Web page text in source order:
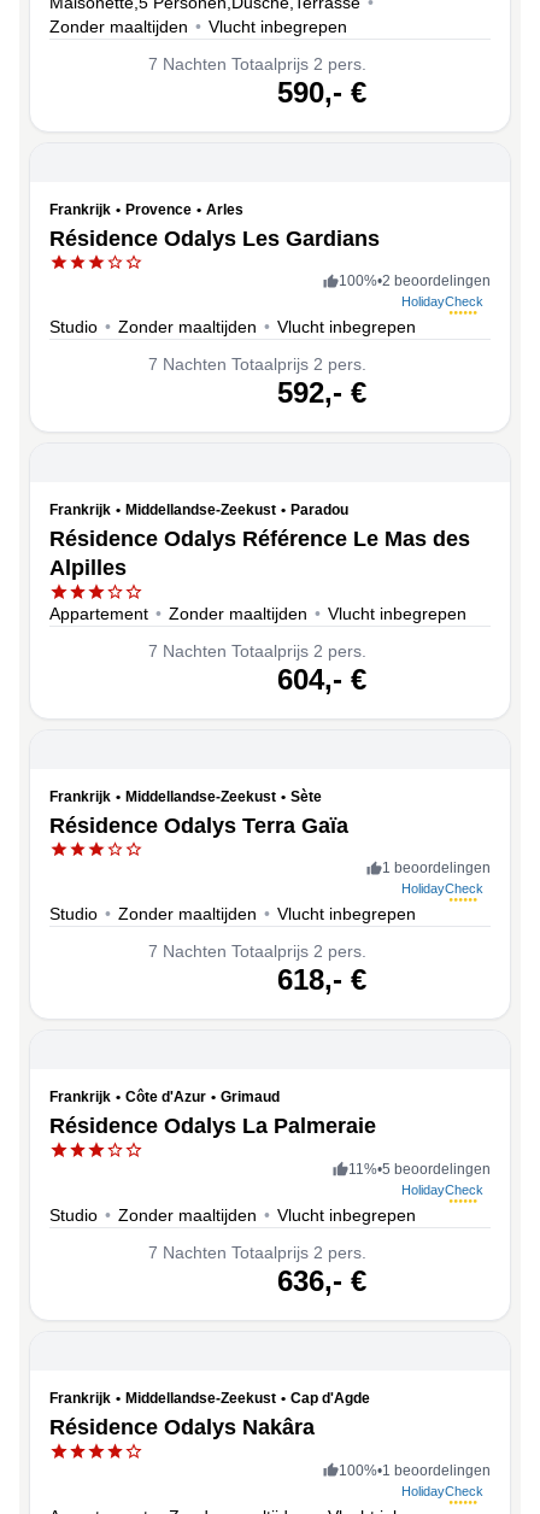
Zonder maaltijden • Vlucht inbegrepen
7 Nachten Totaalprijs 2 pers.
590,- €
Frankrijk • Provence • Arles
Résidence Odalys Les Gardians
100%•2 beoordelingen
HolidayCheck
Studio • Zonder maaltijden • Vlucht inbegrepen
7 Nachten Totaalprijs 2 pers.
592,- €
Frankrijk • Middellandse-Zeekust • Paradou
Résidence Odalys Référence Le Mas des
Alpilles
Appartement • Zonder maaltijden • Vlucht inbegrepen
7 Nachten Totaalprijs 2 pers.
604,- €
Frankrijk • Middellandse-Zeekust • Sète
Résidence Odalys Terra Gaïa
1 beoordelingen
HolidayCheck
Studio • Zonder maaltijden • Vlucht inbegrepen
7 Nachten Totaalprijs 2 pers.
618,- €
Frankrijk • Côte d'Azur • Grimaud
Résidence Odalys La Palmeraie
11%•5 beoordelingen
HolidayCheck
Studio • Zonder maaltijden • Vlucht inbegrepen
7 Nachten Totaalprijs 2 pers.
636,- €
Frankrijk • Middellandse-Zeekust • Cap d'Agde
Résidence Odalys Nakâra
100%•1 beoordelingen
HolidayCheck